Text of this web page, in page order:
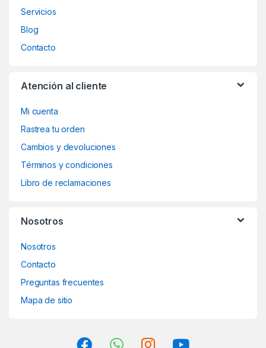
Servicios
Blog
Contacto
Atención al cliente
Mi cuenta
Rastrea tu orden
Cambios y devoluciones
Términos y condiciones
Libro de reclamaciones
Nosotros
Nosotros
Contacto
Preguntas frecuentes
Mapa de sitio